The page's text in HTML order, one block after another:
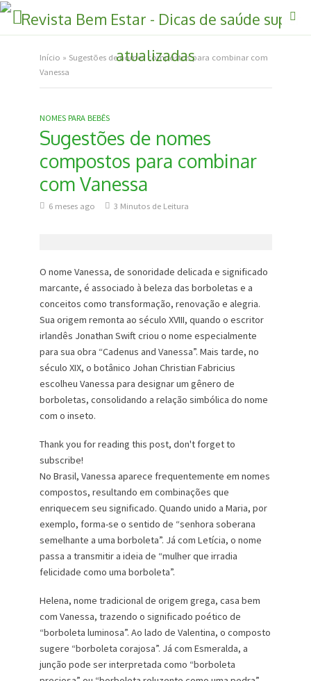
Início » Sugestões de nomes compostos para combinar com
Vanessa
NOMES PARA BEBÊS
Sugestões de nomes
compostos para combinar
com Vanessa
6 meses ago 3 Minutos de Leitura
O nome Vanessa, de sonoridade delicada e significado
marcante, é associado à beleza das borboletas e a
conceitos como transformação, renovação e alegria.
Sua origem remonta ao século XVIII, quando o escritor
irlandês Jonathan Swift criou o nome especialmente
para sua obra “Cadenus and Vanessa”. Mais tarde, no
século XIX, o botânico Johan Christian Fabricius
escolheu Vanessa para designar um gênero de
borboletas, consolidando a relação simbólica do nome
com o inseto.
Thank you for reading this post, don't forget to
subscribe!
No Brasil, Vanessa aparece frequentemente em nomes
compostos, resultando em combinações que
enriquecem seu significado. Quando unido a Maria, por
exemplo, forma-se o sentido de “senhora soberana
semelhante a uma borboleta”. Já com Letícia, o nome
passa a transmitir a ideia de “mulher que irradia
felicidade como uma borboleta”.
Helena, nome tradicional de origem grega, casa bem
com Vanessa, trazendo o significado poético de
“borboleta luminosa”. Ao lado de Valentina, o composto
sugere “borboleta corajosa”. Já com Esmeralda, a
junção pode ser interpretada como “borboleta